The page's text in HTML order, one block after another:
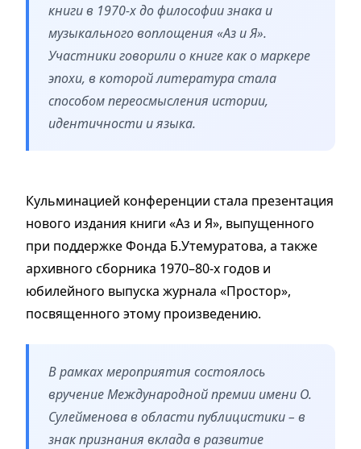
книги в 1970-х до философии знака и
музыкального воплощения «Аз и Я».
Участники говорили о книге как о маркере
эпохи, в которой литература стала
способом переосмысления истории,
идентичности и языка.
Кульминацией конференции стала презентация
нового издания книги «Аз и Я», выпущенного
при поддержке Фонда Б.Утемуратова, а также
архивного сборника 1970–80-х годов и
юбилейного выпуска журнала «Простор»,
посвященного этому произведению.
В рамках мероприятия состоялось
вручение Международной премии имени О.
Сулейменова в области публицистики – в
знак признания вклада в развитие